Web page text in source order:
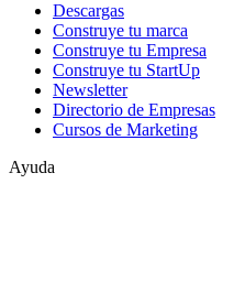
Descargas
Construye tu marca
Construye tu Empresa
Construye tu StartUp
Newsletter
Directorio de Empresas
Cursos de Marketing
Ayuda